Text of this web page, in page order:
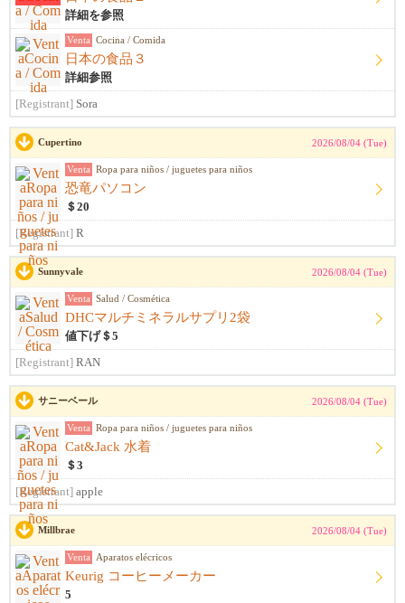
詳細を参照
Venta Cocina / Comida
日本の食品３
詳細参照
[Registrant] Sora
Cupertino 2026/08/04 (Tue)
Venta Ropa para niños / juguetes para niños
恐竜パソコン
＄20
[Registrant] R
Sunnyvale 2026/08/04 (Tue)
Venta Salud / Cosmética
DHCマルチミネラルサプリ2袋
値下げ＄5
[Registrant] RAN
サニーベール 2026/08/04 (Tue)
Venta Ropa para niños / juguetes para niños
Cat&Jack 水着
＄3
[Registrant] apple
Millbrae 2026/08/04 (Tue)
Venta Aparatos elécricos
Keurig コーヒーメーカー
5